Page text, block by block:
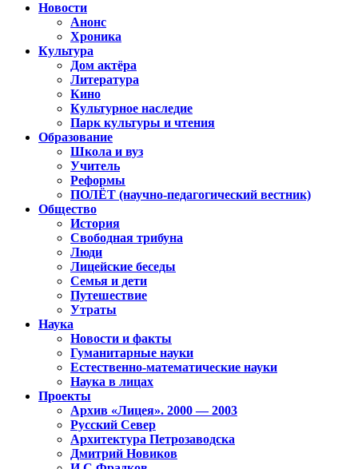
Новости
Анонс
Хроника
Культура
Дом актёра
Литература
Кино
Культурное наследие
Парк культуры и чтения
Образование
Школа и вуз
Учитель
Реформы
ПОЛЁТ (научно-педагогический вестник)
Общество
История
Свободная трибуна
Люди
Лицейские беседы
Семья и дети
Путешествие
Утраты
Наука
Новости и факты
Гуманитарные науки
Естественно-математические науки
Наука в лицах
Проекты
Архив «Лицея». 2000 — 2003
Русский Север
Архитектура Петрозаводска
Дмитрий Новиков